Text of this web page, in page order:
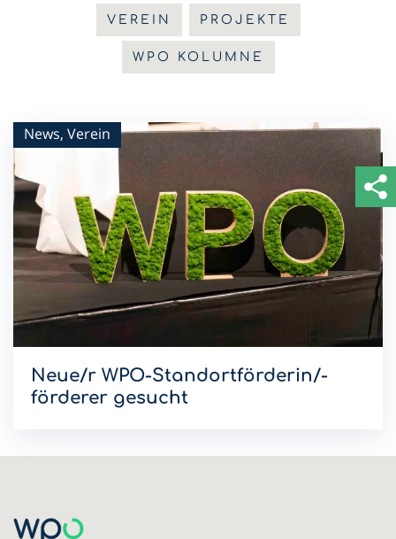
VEREIN PROJEKTE
WPO KOLUMNE
News, Verein
Neue/r WPO-Standortförderin/-
förderer gesucht